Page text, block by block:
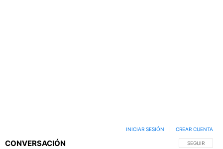
CONVERSACIÓN SIGA ESTA
SEGUIR
INICIAR SESIÓN CREAR CUENTA